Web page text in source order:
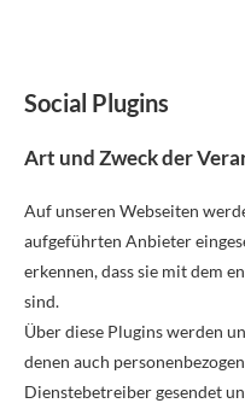
Social Plugins
Art und Zweck der
Auf unseren Webseiten
aufgeführten Anbieter
erkennen, dass sie mit dem
sind.
Über diese Plugins werden
denen auch
Dienstebetreiber gesendet